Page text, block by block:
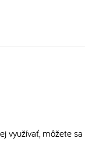
využívať, môžete sa